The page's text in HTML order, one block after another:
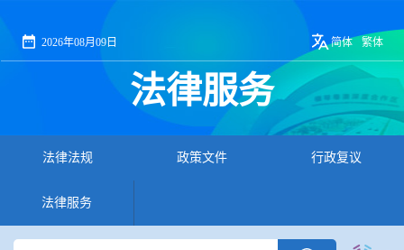
法律服务
2026年08月09日 简体 繁体
法律法规 政策文件 行政复议
法律服务